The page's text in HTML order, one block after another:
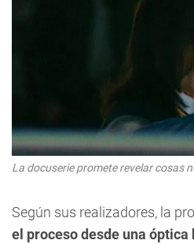
La docuserie promete revelar cosas
Según sus realizadores, la
el proceso desde una óptica